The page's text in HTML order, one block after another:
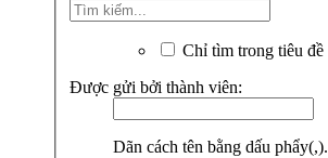
Chỉ tìm trong tiêu đề
Được gửi bởi thành viên:
Dãn cách tên bằng dấu phẩy(,).